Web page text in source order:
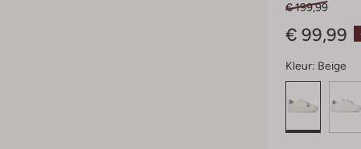
€ 199,99
€ 99,99
Kleur: Beige